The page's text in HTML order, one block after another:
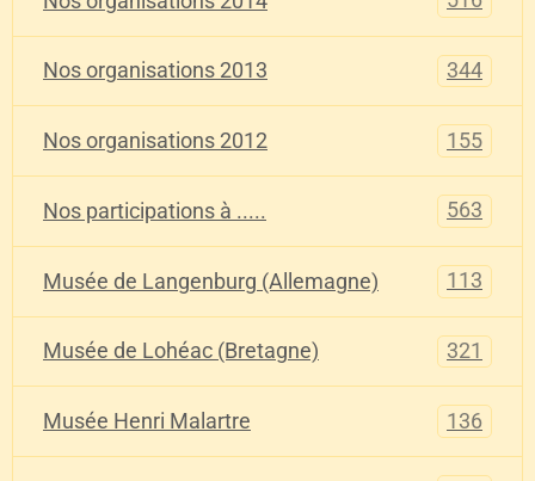
Nos organisations 2013 344
Nos organisations 2012 155
Nos participations à ..... 563
Musée de Langenburg (Allemagne) 113
Musée de Lohéac (Bretagne) 321
Musée Henri Malartre 136